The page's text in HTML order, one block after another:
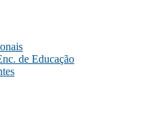
de Educação